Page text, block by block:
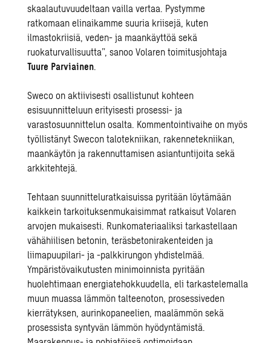
skaalautuvuudeltaan vailla vertaa. Pystymme
ratkomaan elinaikamme suuria kriisejä, kuten
ilmastokriisiä, veden- ja maankäyttöä sekä
ruokaturvallisuutta”, sanoo Volaren toimitusjohtaja
Tuure Parviainen.
Sweco on aktiivisesti osallistunut kohteen
esisuunnitteluun erityisesti prosessi- ja
varastosuunnittelun osalta. Kommentointivaihe on myös
työllistänyt Swecon talotekniikan, rakennetekniikan,
maankäytön ja rakennuttamisen asiantuntijoita sekä
arkkitehtejä.
Tehtaan suunnitteluratkaisuissa pyritään löytämään
kaikkein tarkoituksenmukaisimmat ratkaisut Volaren
arvojen mukaisesti. Runkomateriaaliksi tarkastellaan
vähähiilisen betonin, teräsbetonirakenteiden ja
liimapuupilari- ja -palkkirungon yhdistelmää.
Ympäristövaikutusten minimoinnista pyritään
huolehtimaan energiatehokkuudella, eli tarkastelemalla
muun muassa lämmön talteenoton, prosessiveden
kierrätyksen, aurinkopaneelien, maalämmön sekä
prosessista syntyvän lämmön hyödyntämistä.